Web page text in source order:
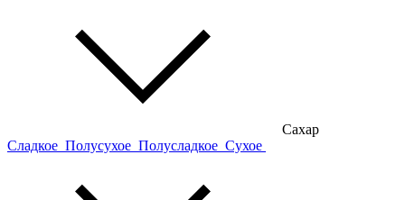
Сахар
Сладкое Полусухое Полусладкое Сухое